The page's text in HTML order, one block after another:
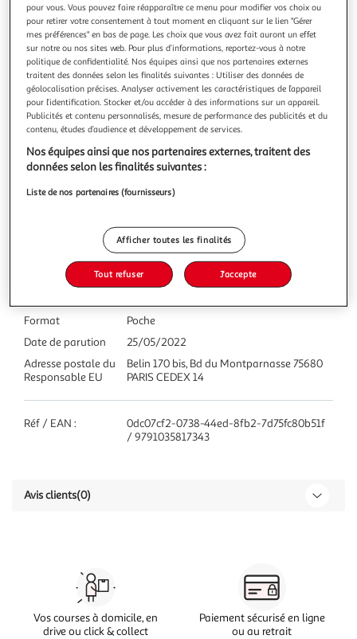
LE MEDECIN MALGRE LUI, Molière
Dossier pédagogique de Lucile Mandini Pour se venger de
son vaurien de mari, Martine fait passer Sganarelle, malgré
lui, pour un habile médecin. Il se retrouve condamné à
ruser afin d'éviter les coups de bâton qui l'attendent s'il ne
parvient pas à soigner Lucinde, la fille de Géronte, qui a
subitem
En savoir +
Vous voulez connaître le prix de ce produit ?
Afficher le prix
Caractéristiques
Format
Poche
Date de parution
25/05/2022
Adresse postale du
Responsable EU
Belin 170 bis, Bd du Montparnasse 75680
PARIS CEDEX 14
Réf / EAN :
0dc07cf2-0738-44ed-8fb2-7d75fc80b51f
/ 9791035817343
Avis clients(0)
Vos courses à domicile, en
drive ou click & collect
Paiement sécurisé en ligne
ou au retrait
pour vous. Vous pouvez faire réapparaître ce menu pour modifier vos choix ou
pour retirer votre consentement à tout moment en cliquant sur le lien "Gérer
mes préférences" en bas de page. Les choix que vous avez fait auront un effet
sur notre ou nos sites web. Pour plus d’informations, reportez-vous à notre
politique de confidentialité. Nos équipes ainsi que nos partenaires externes
traitent des données selon les finalités suivantes : Utiliser des données de
géolocalisation précises. Analyser activement les caractéristiques de l’appareil
pour l’identification. Stocker et/ou accéder à des informations sur un appareil.
Publicités et contenu personnalisés, mesure de performance des publicités et du
contenu, études d’audience et développement de services.
Nos équipes ainsi que nos partenaires externes, traitent des
données selon les finalités suivantes :
Liste de nos partenaires (fournisseurs)
Afficher toutes les finalités
Tout refuser J'accepte